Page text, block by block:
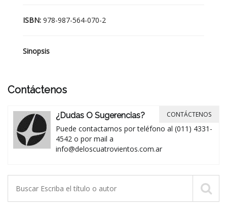
ISBN: 978-987-564-070-2
Sinopsis
Contáctenos
¿Dudas O Sugerencias?
Puede contactarnos por teléfono al (011) 4331-
4542 o por mail a
info@deloscuatrovientos.com.ar
CONTÁCTENOS